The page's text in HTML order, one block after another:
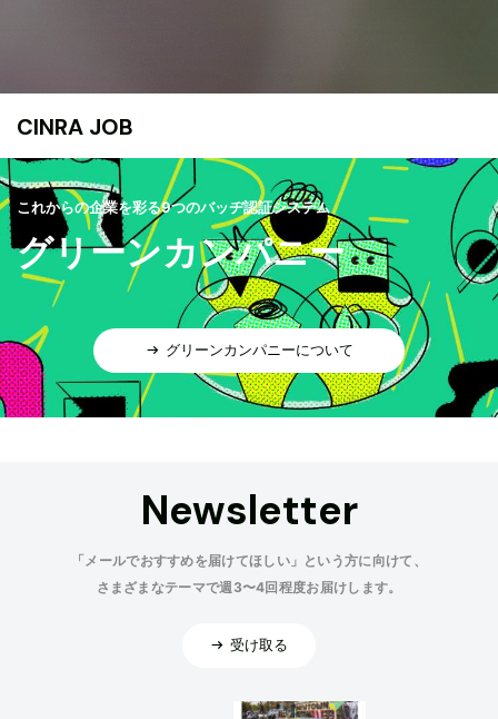
CINRA JOB
これからの企業を彩る9つのバッヂ認証システム
グリーンカンパニー
グリーンカンパニーについて
Newsletter
「メールでおすすめを届けてほしい」という方に向けて、
さまざまなテーマで週3〜4回程度お届けします。
受け取る